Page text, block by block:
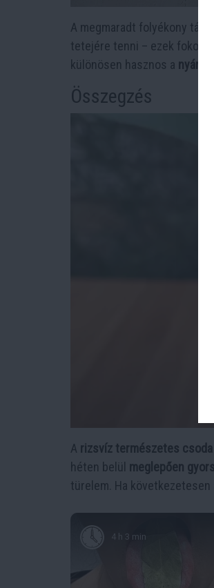
A megmaradt folyékony
tetejére tenni – ezek
különösen hasznos a nyári
Összegzés
A rizsvíz természetes csoda
héten belül meglepően
türelem. Ha
4 h 3 min